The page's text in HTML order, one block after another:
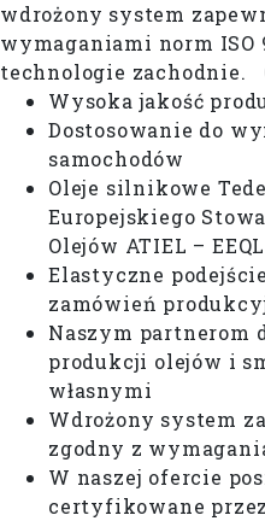
wdrożony system
wymaganiami norm ISO
technologie zachodnie.
Wysoka jakość
Dostosowanie do
samochodów
Oleje silnikowe
Europejskiego
Olejów ATIEL –
Elastyczne
zamówień
Naszym partnerom
produkcji olejów i
własnymi
Wdrożony system
zgodny z
W naszej ofercie
certyfikowane